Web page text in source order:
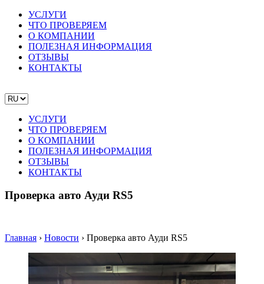
УСЛУГИ
ЧТО ПРОВЕРЯЕМ
О КОМПАНИИ
ПОЛЕЗНАЯ ИНФОРМАЦИЯ
ОТЗЫВЫ
КОНТАКТЫ
УСЛУГИ
ЧТО ПРОВЕРЯЕМ
О КОМПАНИИ
ПОЛЕЗНАЯ ИНФОРМАЦИЯ
ОТЗЫВЫ
КОНТАКТЫ
Проверка авто Ауди RS5
Главная › Новости › Проверка авто Ауди RS5